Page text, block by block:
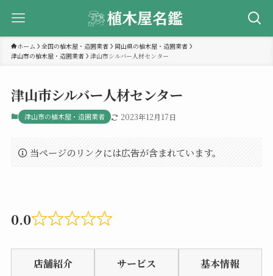
ホーム 全国の植木屋・造園業者
岡山県の植木屋・造園業者
津山市の植木屋・造園業者
津山市シルバー人材センター
津山市シルバー人材センター
津山市の植木屋・造園業者 2023年12月17日
当ページのリンクには広告が含まれています。
0.0
Rated
0.0
out
店舗紹介 サービス 基本情報